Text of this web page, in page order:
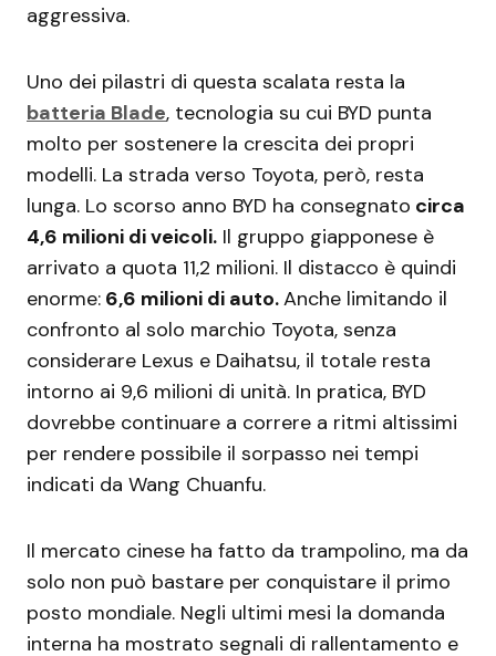
aggressiva.
Uno dei pilastri di questa scalata resta la
batteria Blade, tecnologia su cui BYD punta
molto per sostenere la crescita dei propri
modelli. La strada verso Toyota, però, resta
lunga. Lo scorso anno BYD ha consegnato circa
4,6 milioni di veicoli. Il gruppo giapponese è
arrivato a quota 11,2 milioni. Il distacco è quindi
enorme: 6,6 milioni di auto.Anche limitando il
confronto al solo marchio Toyota, senza
considerare Lexus e Daihatsu, il totale resta
intorno ai 9,6 milioni di unità. In pratica, BYD
dovrebbe continuare a correre a ritmi altissimi
per rendere possibile il sorpasso nei tempi
indicati da Wang Chuanfu.
Il mercato cinese ha fatto da trampolino, ma da
solo non può bastare per conquistare il primo
posto mondiale. Negli ultimi mesi la domanda
interna ha mostrato segnali di rallentamento e